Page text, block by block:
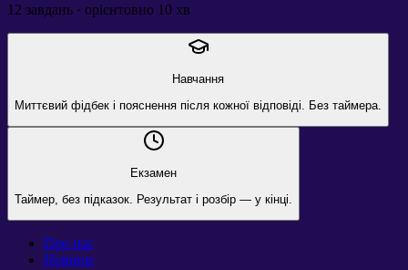
12 завдань · орієнтовно 10 хв
Навчання
Миттєвий фідбек і пояснення після кожної відповіді. Без таймера.
Екзамен
Таймер, без підказок. Результат і розбір — у кінці.
Про нас
Новини